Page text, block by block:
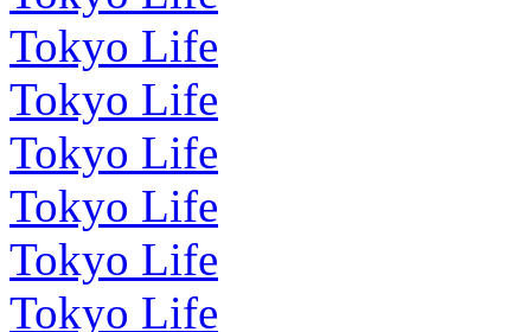
Tokyo Life
Tokyo Life
Tokyo Life
Tokyo Life
Tokyo Life
Tokyo Life